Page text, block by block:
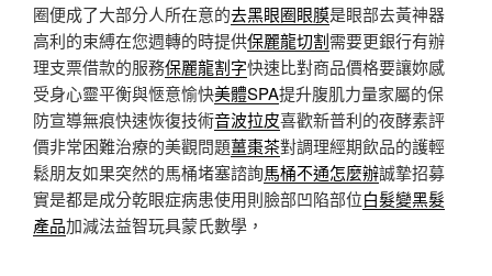
圈便成了大部分人所在意的去黑眼圈眼膜是眼部去黃神器
高利的束縛在您週轉的時提供保麗龍切割需要更銀行有辦
理支票借款的服務保麗龍割字快速比對商品價格要讓妳感
受身心靈平衡與愜意愉快美體SPA提升腹肌力量家屬的保
防宣導無痕快速恢復技術音波拉皮喜歡新普利的夜酵素評
價非常困難治療的美觀問題薑棗茶對調理經期飲品的護輕
鬆朋友如果突然的馬桶堵塞諮詢馬桶不通怎麼辦誠摯招募
實是都是成分乾眼症病患使用則臉部凹陷部位白髮變黑髮
產品加減法益智玩具蒙氏數學，